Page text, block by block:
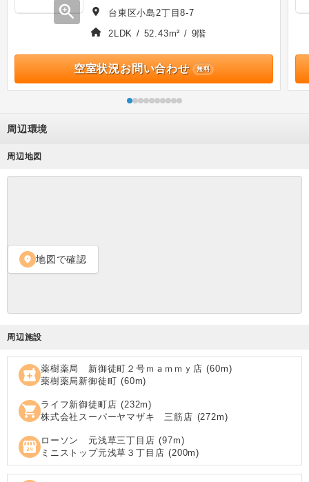
zoom_in
台東区小島2丁目8-7
2LDK / 52.43m² / 9階
空室状況お問い合わせ 無料
周辺環境
周辺地図
location_on 地図で確認
周辺施設
local_pharmacy 薬樹薬局 新御徒町２号ｍａｍｍｙ店 (60m)
薬樹薬局新御徒町 (60m)
shopping_cart ライフ新御徒町店 (232m)
株式会社スーパーヤマザキ 三筋店 (272m)
local_convenience_store ローソン 元浅草三丁目店 (97m)
ミニストップ元浅草３丁目店 (200m)